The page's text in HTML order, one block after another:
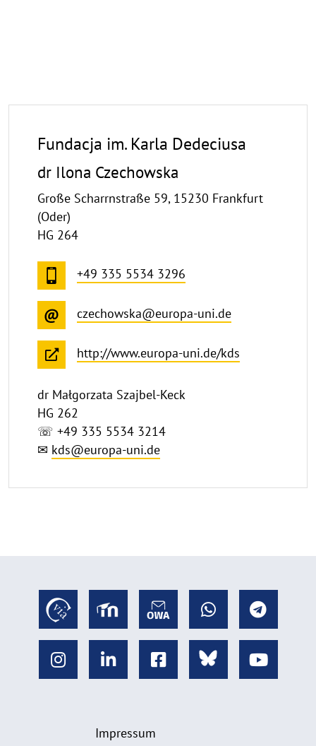
Fundacja im. Karla Dedeciusa
dr Ilona Czechowska
Große Scharrnstraße 59, 15230 Frankfurt
(Oder)
HG 264
+49 335 5534 3296
czechowska@europa-uni.de
http://www.europa-uni.de/kds
dr Małgorzata Szajbel-Keck
HG 262
☏ +49 335 5534 3214
✉ kds@europa-uni.de
Impressum